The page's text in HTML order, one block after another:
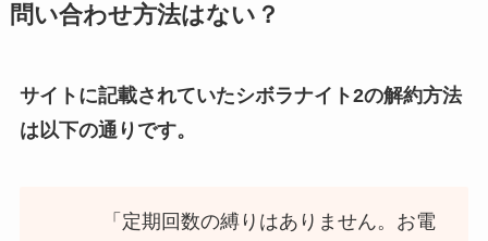
問い合わせ方法はない？
サイトに記載されていたシボラナイト2の解約方法
は以下の通りです。
「定期回数の縛りはありません。お電